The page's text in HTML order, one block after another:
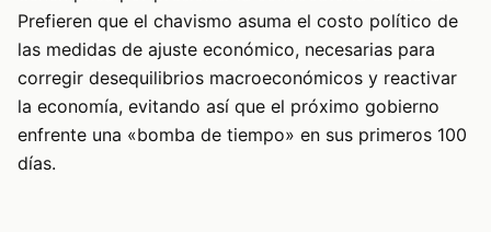
Prefieren que el chavismo asuma el costo político de
las medidas de ajuste económico, necesarias para
corregir desequilibrios macroeconómicos y reactivar
la economía, evitando así que el próximo gobierno
enfrente una «bomba de tiempo» en sus primeros 100
días.